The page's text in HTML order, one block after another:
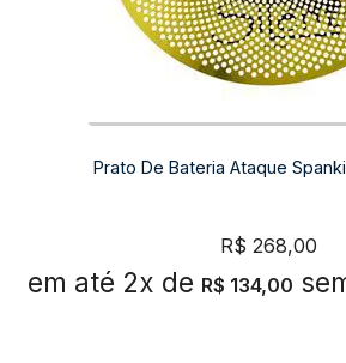
Prato De Bateria Ataque
R$ 268,00
em até 2x de R$ 134,00